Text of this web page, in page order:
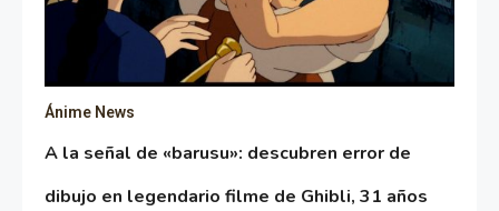
Ánime News
A la señal de «barusu»: descubren error de
dibujo en legendario filme de Ghibli, 31 años